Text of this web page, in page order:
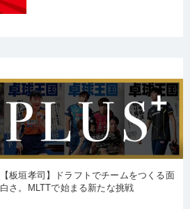
【板垣孝司】ドラフトでチームをつくる面
白さ。MLTTで始まる新たな挑戦